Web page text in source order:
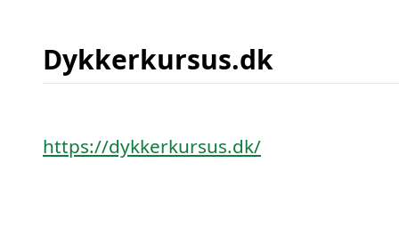
Dykkerkursus.dk
https://dykkerkursus.dk/